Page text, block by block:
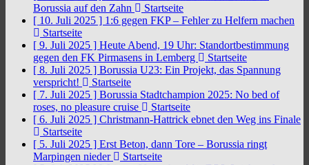
Borussia auf den Zahn
Startseite
[ 10. Juli 2025 ] 1:6 gegen FKP – Fehler zu Helfern machen
Startseite
[ 9. Juli 2025 ] Heute Abend, 19 Uhr: Standortbestimmung
gegen den FK Pirmasens in Lemberg
Startseite
[ 8. Juli 2025 ] Borussia U23: Ein Projekt, das Spannung
verspricht!
Startseite
[ 7. Juli 2025 ] Borussia Stadtchampion 2025: No bed of
roses, no pleasure cruise
Startseite
[ 6. Juli 2025 ] Christmann-Hattrick ebnet den Weg ins Finale
Startseite
[ 5. Juli 2025 ] Erst Beton, dann Tore – Borussia ringt
Marpingen nieder
Startseite